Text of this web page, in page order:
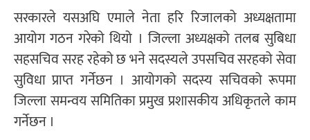
सरकारले यसअघि एमाले नेता हरि रिजालको अध्यक्षतामा
आयोग गठन गरेको थियो । जिल्ला अध्यक्षको तलब सुबिधा
सहसचिव सरह रहेको छ भने सदस्यले उपसचिव सरहको सेवा
सुविधा प्राप्त गर्नेछन । आयोगको सदस्य सचिवको रूपमा
जिल्ला समन्वय समितिका प्रमुख प्रशासकीय अधिकृतले काम
गर्नेछन ।